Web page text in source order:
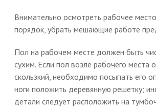
Внимательно осмотреть рабочее
порядок, убрать мешающие работе
Пол на рабочем месте должен быть
сухим. Если пол возле рабочего места
скользкий, необходимо посыпать его
ноги положить деревянную решетку;
детали следует расположить на